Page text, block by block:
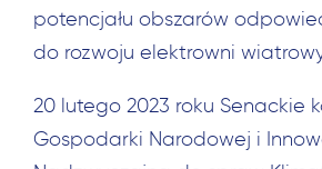
potencjału obszarów
do rozwoju elektrowni
20 lutego 2023 roku Senackie
Gospodarki Narodowej i